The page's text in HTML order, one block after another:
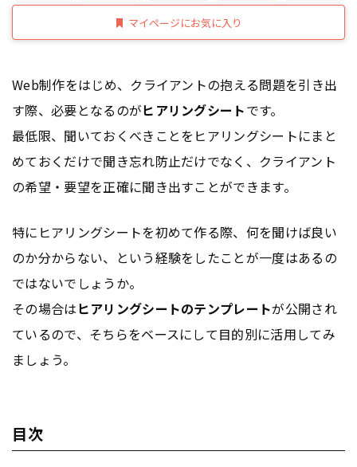
マイページにお気に入り
Web制作をはじめ、クライアントの抱える問題を引き出
す際、必要となるのがヒアリングシートです。
最低限、聞いておくべきことをヒアリングシートにまと
めておくだけで聞き忘れ防止だけでなく、クライアント
の希望・要望を正確に聞き出すことができます。
特にヒアリングシートを初めて作る際、何を聞けば良い
のか分からない、という経験をしたことが一度はあるの
ではないでしょうか。
その場合はヒアリングシートのテンプレートが公開され
ているので、そちらをベースにして目的別に活用してみ
ましょう。
目次